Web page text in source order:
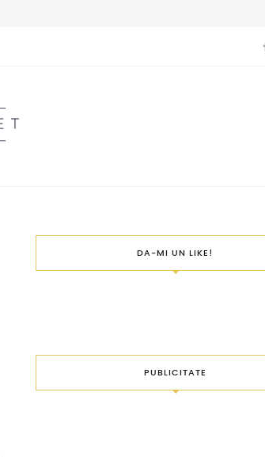
DA-MI UN LIKE!
PUBLICITATE